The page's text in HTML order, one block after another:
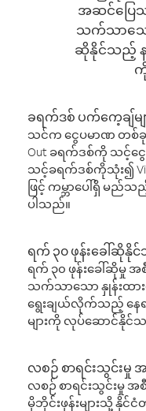
အဆင်ပြေသ
သက်သာသော
ဆိုနိုင်သည့် န
ကို
ခရက်ဒစ် ပက်ကေ့ချ်မျ
သင်က ငွေပမာဏ တစ်
Out ခရက်ဒစ်ကို သင့်
သင့်ခရက်ဒစ်ကိုသုံး၍
ဖြင့် ကမ္ဘာပေါ်ရှိ မည်
ပါသည်။
ရက် ၃၀ ဖုန်းခေါ်ဆိုနို
ရက် ၃၀ ဖုန်းခေါ်ဆိုမှု
သက်သာသော နှုန်းထား
ရွေးချယ်လိုက်သည့် နေ
များကို လုပ်ဆောင်နိုင်
လစဉ် စာရင်းသွင်းမှု
လစဉ် စာရင်းသွင်းမှု အ
မိုဘိုင်းဖုန်းများသို့ နိုင်ငံ